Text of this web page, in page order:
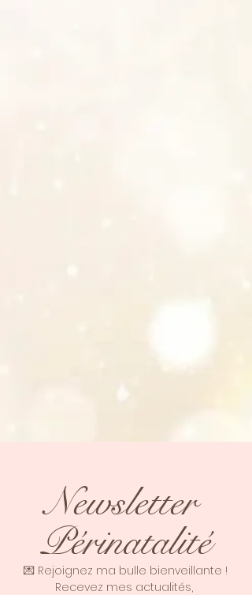
Newsletter
Périnatalité
💌 Rejoignez ma bulle bienveillante !